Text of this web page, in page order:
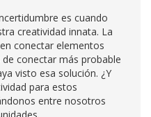
es cuando
creatividad innata. La
conectar elementos
conectar más probable
visto esa solución. ¿Y
para estos
entre nosotros